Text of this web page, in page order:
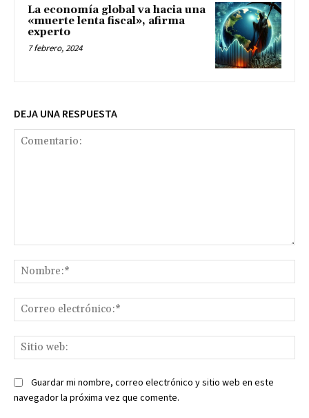
La economía global va hacia una
«muerte lenta fiscal», afirma
experto
7 febrero, 2024
DEJA UNA RESPUESTA
Guardar mi nombre, correo electrónico y sitio web en este
navegador la próxima vez que comente.